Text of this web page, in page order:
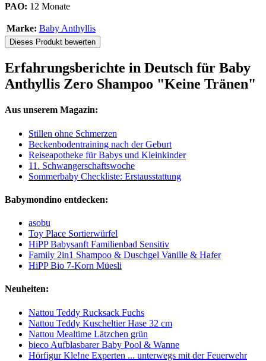
PAO: 12 Monate
Marke: Baby Anthyllis
Dieses Produkt bewerten
Erfahrungsberichte in Deutsch für Baby
Anthyllis Zero Shampoo "Keine Tränen"
Aus unserem Magazin:
Stillen ohne Schmerzen
Beckenbodentraining nach der Geburt
Reiseapotheke für Babys und Kleinkinder
11. Schwangerschaftswoche
Sommerbaby Checkliste: Erstausstattung
Babymondino entdecken:
asobu
Toy Place Sortierwürfel
HiPP Babysanft Familienbad Sensitiv
Family 2in1 Shampoo & Duschgel Vanille & Hafer
HiPP Bio 7-Korn Müesli
Neuheiten:
Nattou Teddy Rucksack Fuchs
Nattou Teddy Kuscheltier Hase 32 cm
Nattou Mealtime Lätzchen grün
bieco Aufblasbarer Baby Pool & Wanne
Hörfigur Kle!ne Experten ... unterwegs mit der Feuerwehr